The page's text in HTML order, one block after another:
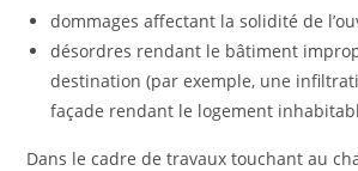
dommages affectant la solidité de
désordres rendant le bâtiment
destination (par exemple, une
façade rendant le logement
Dans le cadre de travaux touchant au